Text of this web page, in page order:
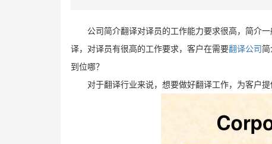
公司简介翻译对译员的工作能力要求很高，简介
译，对译员有很高的工作要求，客户在需要翻译公司 简
到位哪？
对于翻译行业来说，想要做好翻译工作，为客户提